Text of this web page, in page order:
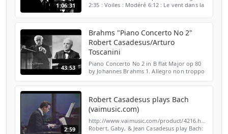
1:06:31
2:35 : Voiles : Modéré 6:12 : Le vent dans la
43:53
Brahms "Piano Concerto No 2"
Robert Casadesus/Arturo
Toscanini
Piano Concerto No 2 in B flat Major op 80
by Johannes Brahms 1. Allegro non troppo
2:59
Robert Casadesus plays Bach
(vaimusic.com)
http://www.vaimusic.com/product/4216.html
Robert, Gaby, & Jean Casadesus play Bach: